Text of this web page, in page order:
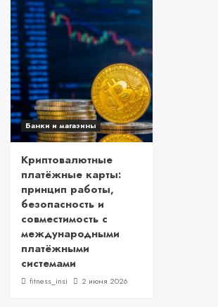
Банки и магазины
Криптовалютные
платёжные карты:
принцип работы,
безопасность и
совместимость с
международными
платёжными
системами
fitness_insi 2 июня 2026